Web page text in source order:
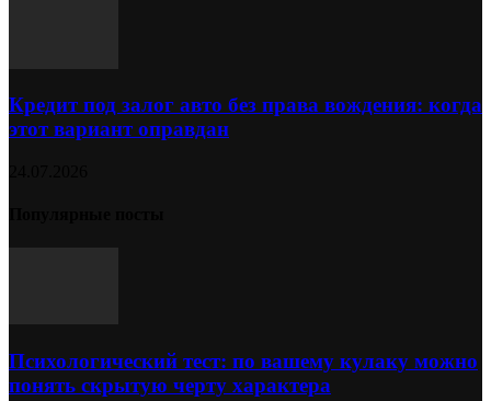
Кредит под залог авто без права вождения: когда
этот вариант оправдан
Психологический тест: по вашему кулаку можно
понять скрытую черту характера